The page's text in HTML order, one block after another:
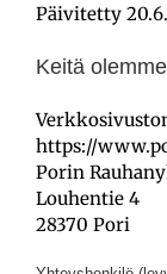
Päivitetty
Keitä olemme
https://
Porin
Louhentie 4
28370 Pori